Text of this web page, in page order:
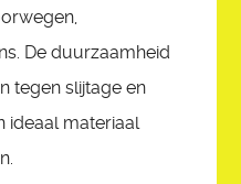
De duurzaamheid
tegen slijtage en
ideaal materiaal